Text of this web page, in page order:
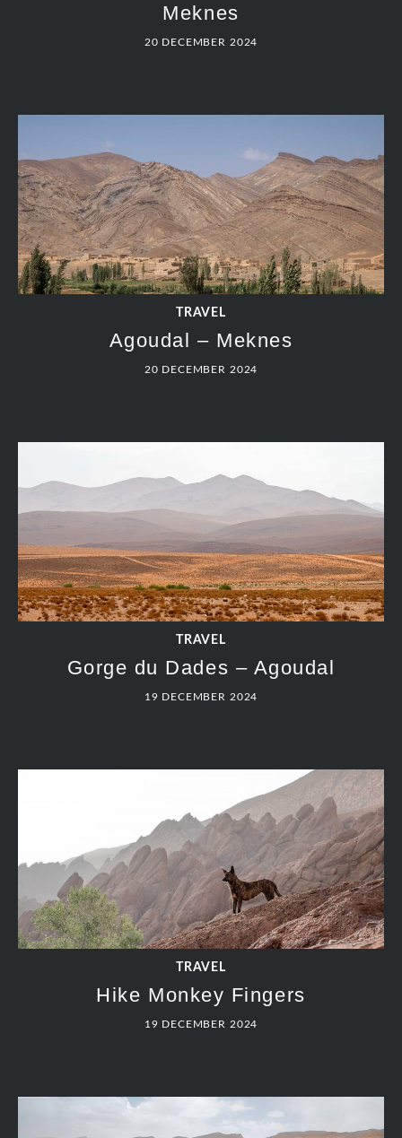
Meknes
20 DECEMBER 2024
TRAVEL
Agoudal – Meknes
20 DECEMBER 2024
TRAVEL
Gorge du Dades – Agoudal
19 DECEMBER 2024
TRAVEL
Hike Monkey Fingers
19 DECEMBER 2024